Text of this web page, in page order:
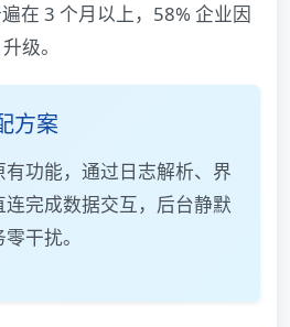
在 3 个月以上，58% 企业因
级。
方案
功能，通过日志解析、界
完成数据交互，后台静默
干扰。